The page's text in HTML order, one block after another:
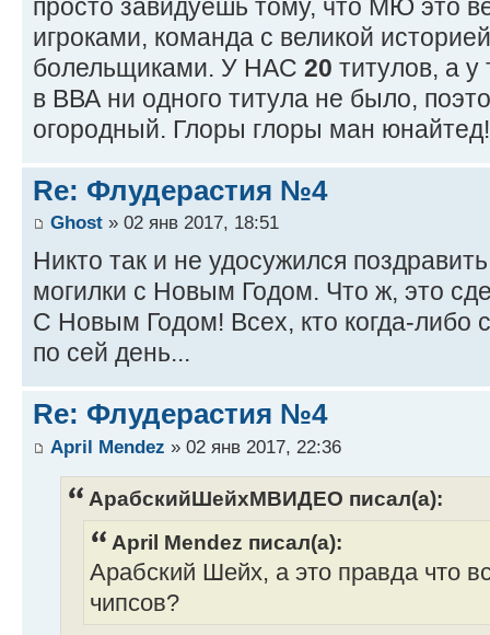
просто завидуешь тому, что МЮ это
игроками, команда с великой
болельщиками. У НАС 20 титулов, а у
в ВВА ни одного титула не было,
огородный. Глоры глоры ман
Re: Флудерастия №4
Ghost » 02 янв 2017, 18:51
Никто так и не удосужился
могилки с Новым Годом. Что ж, это
С Новым Годом! Всех, кто когда-либо
по сей день...
Re: Флудерастия №4
April Mendez » 02 янв 2017, 22:36
АрабскийШейхМВИДЕО писал(а):
April Mendez писал(а):
Арабский Шейх, а это правда что
чипсов?